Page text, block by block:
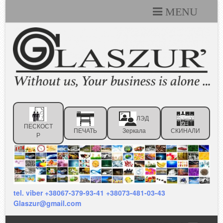
MENU
Каталоги
Технические условия
Портфолио
Контакты
Отзывы клиентов
ПЕСКОСТ
Р
ПЕЧАТЬ
ЛЭД
Зеркала
СКИНАЛИ
tel. viber +38067-379-93-41 +38073-481-03-43
Glaszur@gmail.com